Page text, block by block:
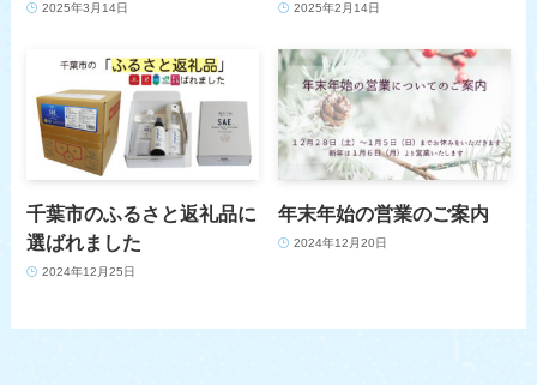
2025年3月14日 2025年2月14日
千葉市のふるさと返礼品に
選ばれました
2024年12月25日
年末年始の営業のご案内
2024年12月20日